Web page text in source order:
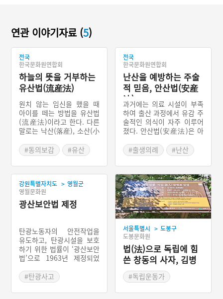
연관 이야기자료 (5)
전국
한국문화원연합회
하늘의 뜻을 거부하는
유산법(流産法)
원치 않는 임신을 했을 때
아이를 떼는 방법을 유산법
(流産法)이라고 한다. 다른
말로는 낙산(落産), 소산(小
하늘에서 점지해준 아이를
의도적으로 없애는 것으로
굉장히 부정적인 이미지였
다. 따라서 잘 언급되지 않
은 소극적 민속이었다. 그래
서 유산법에는 아이를 떼는
법과 함께 아이가 떨어지지
않게 하는 예방법도 함께 전
#동의보감
#유산
전국
한국문화원연합회
난산을 예방하는 주술
적 믿음, 안산법(安産
法)
과거에는 의료 시설이 부족
하여 출산 과정에서 유감 주
술적인 의식이 자주 이루어
졌다. 안산법(安産法)은 아
바라는 마음을 담아, 난산을
예방하기 위해 행했던 주술
적인 행위들을 일컫는다. 삼
신에게 순산을 기원하거나
아이를 잘 낳기 위해 미끄러
운 성질의 음식을 먹거나 순
산한 집의 속옷이나 허리띠
를 차는 등의 행위를 했다.
#출생의례
#난산
강원특별자치도 > 영월군
영월문화원
광산보안법 제정
탄광노동자의 안전작업을
유도하고, 탄광시설을 보호
하기 위한 법률이 ‘광산보안
법’으로 1963년 제정되었
은 영월광업소에서 연속으
로 발생한 세 번의 가스 폭
발 사고 때문이다. 1957년
#탄광사고
서울특별시 > 도봉구
도봉문화원
법(法)으로 독립에 힘
쓴 창동의 사자, 김병
로#독립운동가